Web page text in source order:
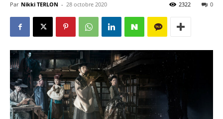
Par Nikki TERLON - 28 octobre 2020 0
2322